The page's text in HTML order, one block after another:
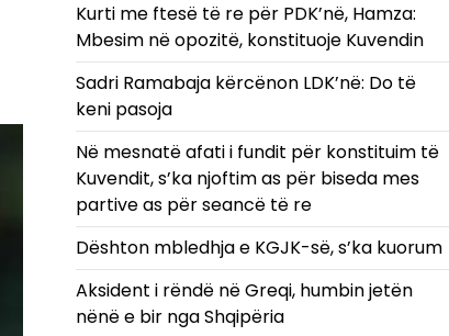
Kurti me ftesë të re për PDK’në, Hamza:
Mbesim në opozitë, konstituoje Kuvendin
Sadri Ramabaja kërcënon LDK’në: Do të
keni pasoja
Në mesnatë afati i fundit për konstituim të
Kuvendit, s’ka njoftim as për biseda mes
partive as për seancë të re
Dështon mbledhja e KGJK-së, s’ka kuorum
Aksident i rëndë në Greqi, humbin jetën
nënë e bir nga Shqipëria